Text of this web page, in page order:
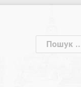
Пошук: